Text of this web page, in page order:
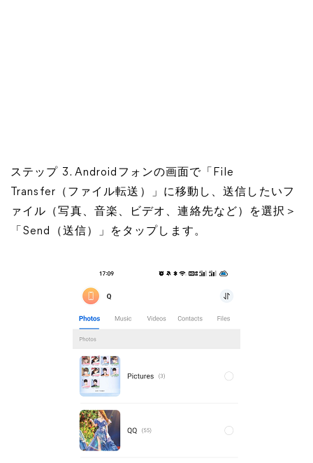
ステップ 3. Androidフォンの画面で「File
Transfer（ファイル転送）」に移動し、送信したいフ
ァイル（写真、音楽、ビデオ、連絡先など）を選択＞
「Send（送信）」をタップします。